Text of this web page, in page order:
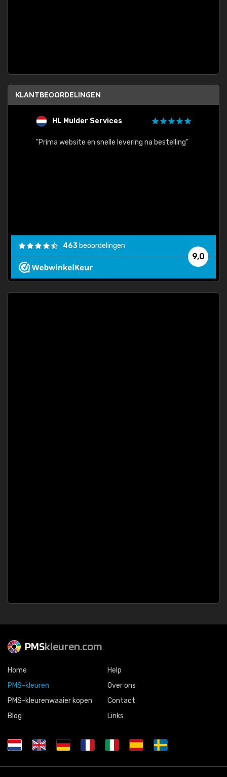
KLANTBEOORDELINGEN
HL Mulder Services
"Prima website en snelle levering na bestelling"
9,0
463 beoordelingen
PMSkleuren.com
Home
PMS-kleuren
PMS-kleurenwaaier kopen
Blog
Help
Over ons
Contact
Links